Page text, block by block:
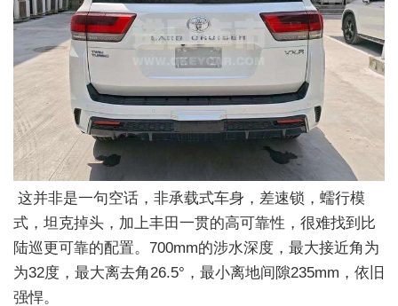
这并非是一句空话，非承载式车身，差速锁，蠕行模
式，坦克掉头，加上丰田一贯的高可靠性，很难找到比
陆巡更可靠的配置。700mm的涉水深度，最大接近角为
为32度，最大离去角26.5°，最小离地间隙235mm，依旧
强悍。